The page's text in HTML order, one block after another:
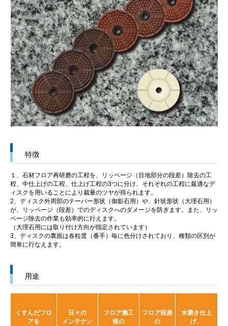
特徴
１、石材フロア再研磨の工程を、リッページ（目地部分の段差）除去の工
程、中仕上げの工程、仕上げ工程の3つに分け、それぞれの工程に最適なデ
ィスクを用いることにより裁量のツヤが得られます。
2、ディスク外周部のテーパー形状（御影石用）や、針状形状（大理石用）
が、リッページ（段差）でのディスクへのダメージを防ぎます。また、リッ
ページ除去の作業も効率的に行えます。
（大理石用には取り付け方向が指定されています）
3、ディスクの裏面は各粒度（番手）毎に色分けされており、種類の区別が
簡単に行なえます。
用途
くすんだフロ
アを
日々の
メンテナン
フロア施工
後の
フロア段差
の
水磨き仕上
げ、